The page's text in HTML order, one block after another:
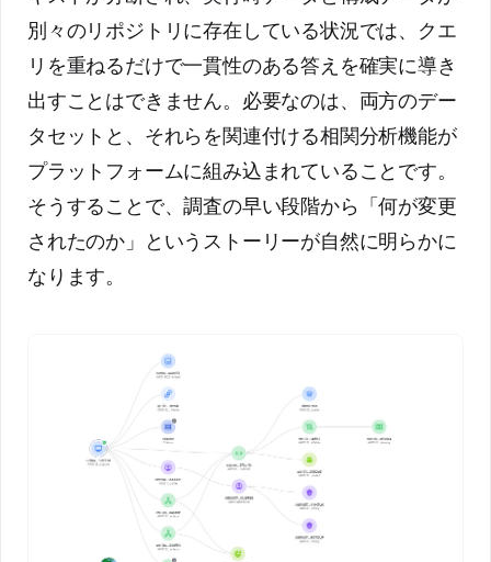
別々のリポジトリに存在している状況では、クエ
リを重ねるだけで一貫性のある答えを確実に導き
出すことはできません。必要なのは、両方のデー
タセットと、それらを関連付ける相関分析機能が
プラットフォームに組み込まれていることです。
そうすることで、調査の早い段階から「何が変更
されたのか」というストーリーが自然に明らかに
なります。